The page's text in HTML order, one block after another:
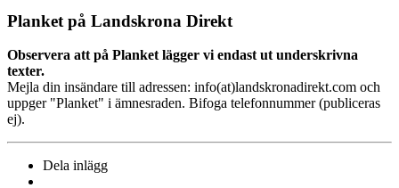
Planket på Landskrona Direkt
Observera att på Planket lägger vi endast ut underskrivna
texter.
Mejla din insändare till adressen: info(at)landskronadirekt.com och
uppger "Planket" i ämnesraden. Bifoga telefonnummer (publiceras
ej).
Dela inlägg